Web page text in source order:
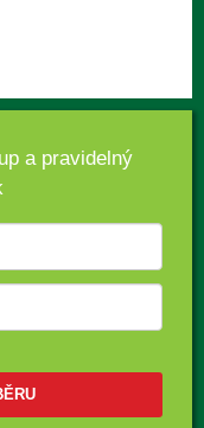
a pravidelný